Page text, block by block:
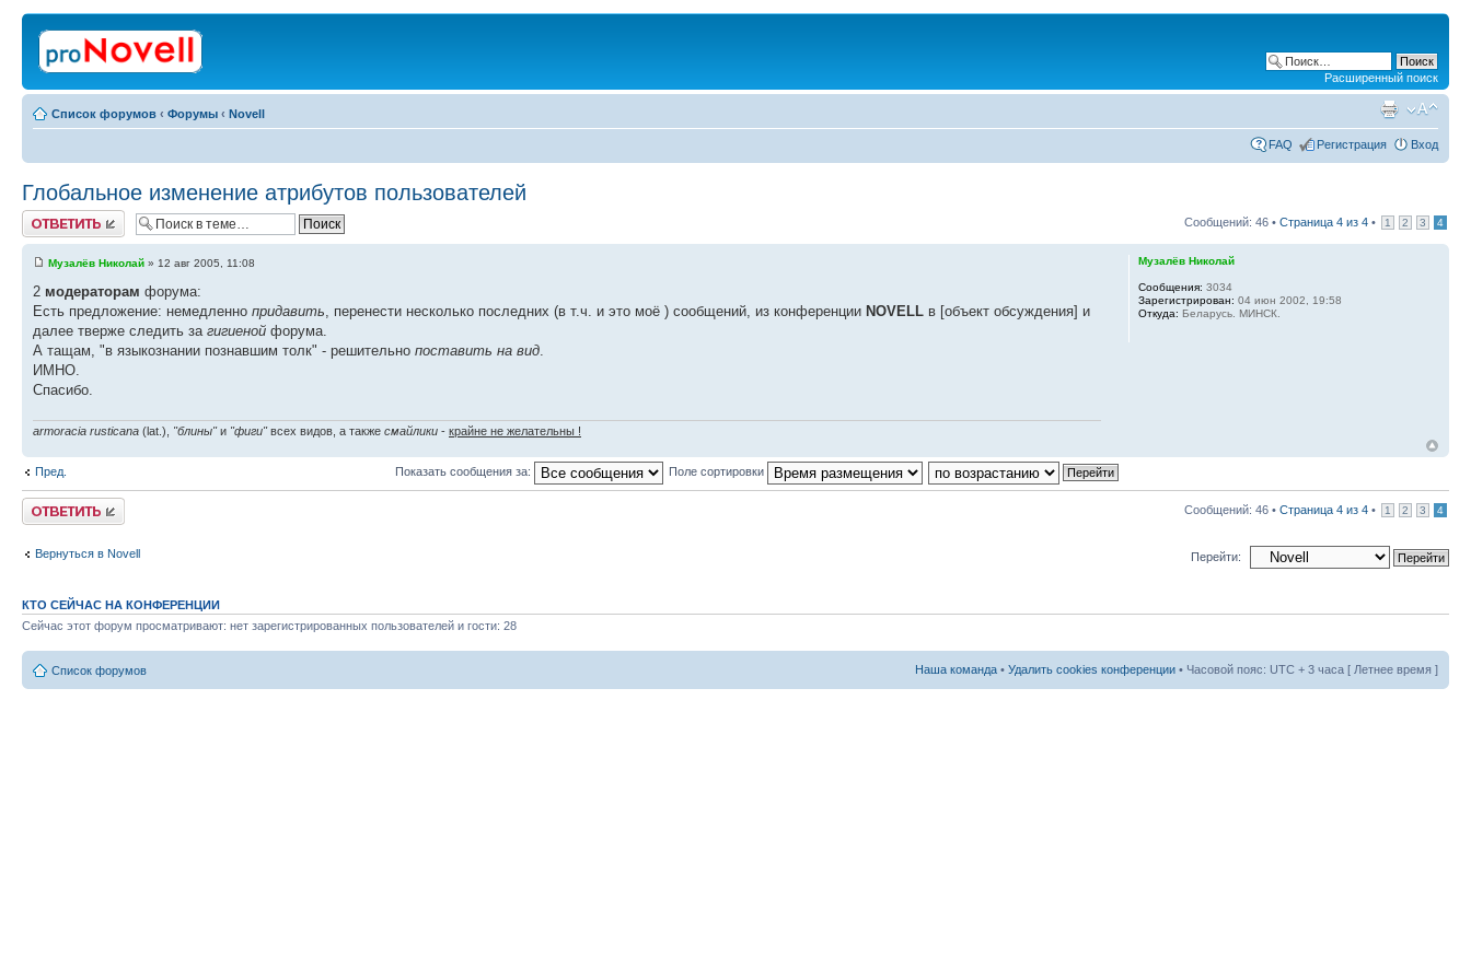
Расширенный поиск
Список форумов ‹ Форумы ‹ Novell
FAQ Регистрация Вход
Глобальное изменение атрибутов пользователей
Ответить Сообщений: 46 • Страница 4 из 4 • 1 2 3 4
Музалёв Николай » 12 авг 2005, 11:08
2 модераторам форума:
Есть предложение: немедленно придавить, перенести несколько последних (в т.ч. и это моё ) сообщений, из конференции NOVELL в [объект обсуждения] и
далее тверже следить за гигиеной форума.
А тащам, "в языкознании познавшим толк" - решительно поставить на вид.
ИМНО.
Спасибо.
armoracia rusticana (lat.), "блины"и "фиги"всех видов, а также смайлики - крайне не желательны !
Музалёв Николай
Сообщения: 3034
Зарегистрирован: 04 июн 2002, 19:58
Откуда: Беларусь. МИНСК.
Пред. Показать сообщения за: Поле сортировки
Ответить Сообщений: 46 • Страница 4 из 4 • 1 2 3 4
Вернуться в Novell Перейти:
КТО СЕЙЧАС НА КОНФЕРЕНЦИИ
Сейчас этот форум просматривают: нет зарегистрированных пользователей и гости: 28
Список форумов Наша команда • Удалить cookies конференции • Часовой пояс: UTC + 3 часа [ Летнее время ]